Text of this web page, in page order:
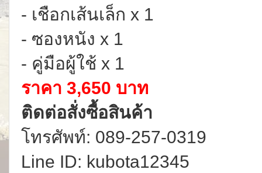
- เชือกเส้นเล็ก x 1
- ซองหนัง x 1
- คู่มือผู้ใช้ x 1
ราคา 3,650 บาท
ติดต่อสั่งซื้อสินค้า
โทรศัพท์: 089-257-0319
Line ID: kubota12345